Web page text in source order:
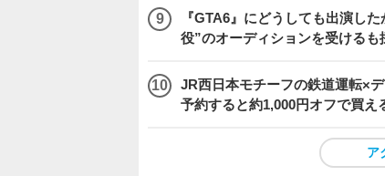
『GTA6』にどうしても出演し
役”のオーディションを受けるも
JR西日本モチーフの鉄道運転×
予約すると約1,000円オフで買え
ア